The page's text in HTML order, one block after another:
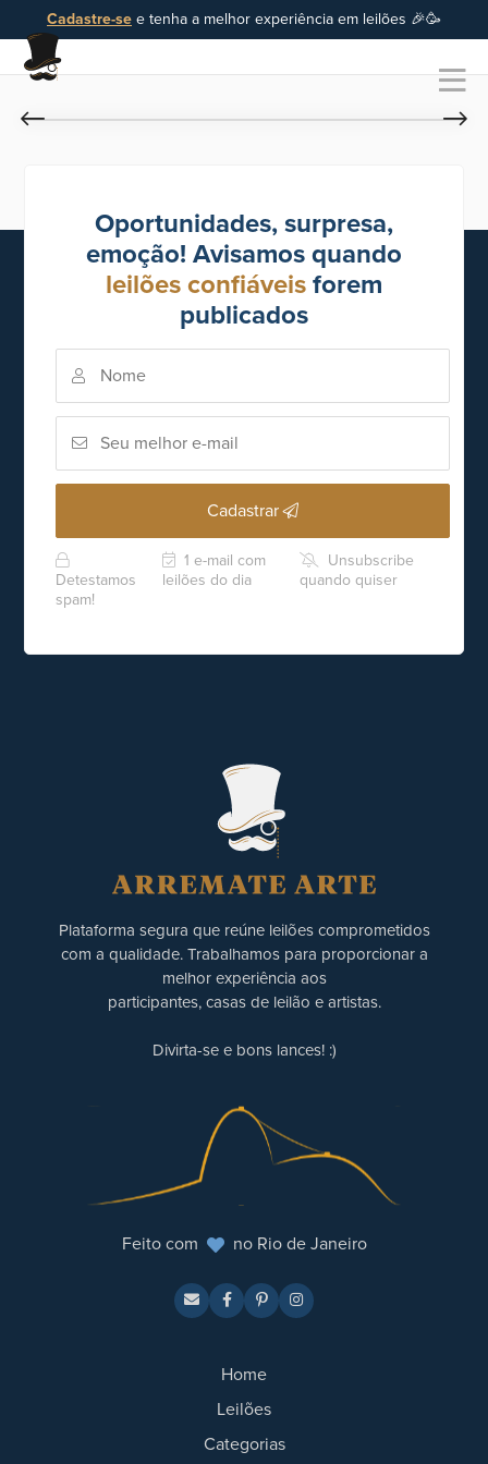
Cadastre-se e tenha a melhor experiência em leilões 🎉🥳
Oportunidades, surpresa,
emoção! Avisamos quando
leilões confiáveis forem
publicados
Cadastrar
Detestamos
spam!
1 e-mail com
leilões do dia
Unsubscribe
quando quiser
Plataforma segura que reúne leilões comprometidos
com a qualidade. Trabalhamos para proporcionar a
melhor experiência aos
participantes, casas de leilão e artistas.
Divirta-se e bons lances! :)
Feito com no Rio de Janeiro
Home
Leilões
Categorias